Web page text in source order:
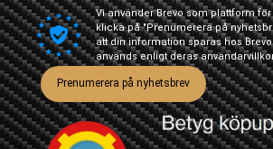
Vi använder Brevo som plattform
klicka på "Prenumerera på
att din information sparas hos
används enligt deras
Prenumerera på nyhetsbrev